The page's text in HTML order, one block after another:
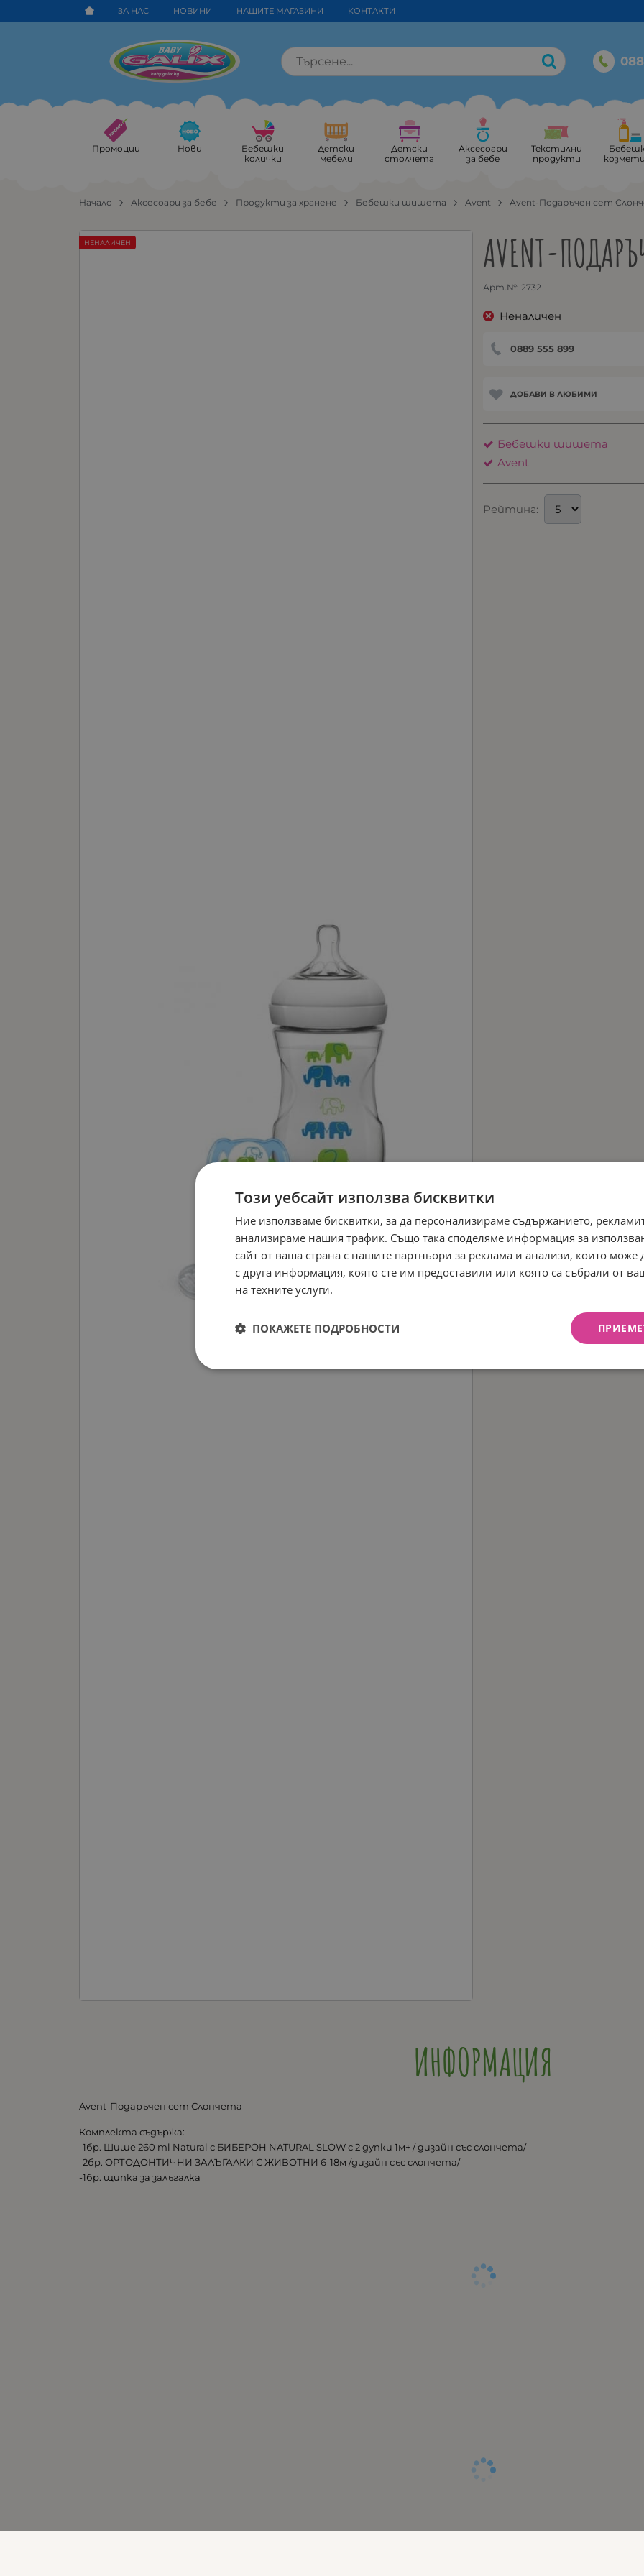
ЗА НАС НОВИНИ НАШИТЕ МАГАЗИНИ КОНТАКТИ
Промоции Нови
Бебешки
колички
Детски
мебели
Детски
столчета
Аксесоари
за бебе
Текстилни
продукти
Начало Аксесоари за бебе Продукти за хранене Бебешки шишета Avent Avent-Подаръчен сет
AVENT-
Арт.№: 2732
НЕНАЛИЧЕН
Неналичен
0889 555 899
ДОБАВИ В ЛЮБИМИ
Бебешки шишета
Avent
Рейтинг:
ИНФОРМАЦИЯ
Avent-Подаръчен сет Слончета
Комплекта съдържа:
-1бр. Шише 260 ml Natural с БИБЕРОН NATURAL SLOW с 2 дупки 1м+ / дизайн със слончета/
-2бр. ОРТОДОНТИЧНИ ЗАЛЪГАЛКИ С ЖИВОТНИ 6-18м /дизайн със слончета/
-1бр. щипка за залъгалка
Този уебсайт използва бисквитки
Ние използваме бисквитки, за да персонализираме съдържанието,
анализираме нашия трафик. Също така споделяме информация за
сайт от ваша страна с нашите партньори за реклама и анализи, които може
с друга информация, която сте им предоставили или която са събрали от
на техните услуги.
ПОКАЖЕТЕ ПОДРОБНОСТИ